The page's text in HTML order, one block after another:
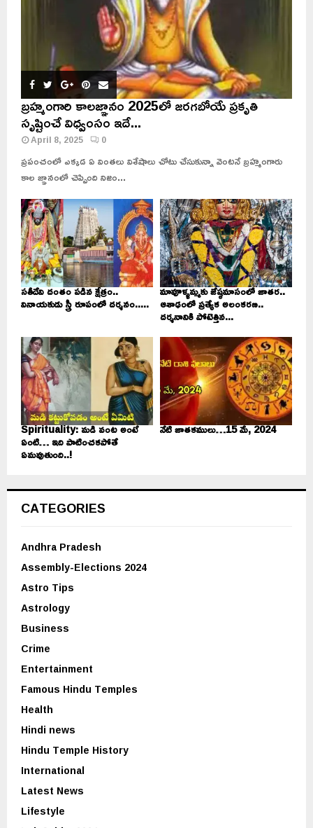
బ్రహ్మంగారి కాలజ్ఞానం 2025లో జరగబోయే ప్రకృతి
సృష్టించే విధ్వంసం ఇదే...
April 8, 2025 0
ప్రపంచంలో ఎక్కడ ఏ వింతలు విశేషాలు చోటు చేసుకున్నా వెంటనే బ్రహ్మంగారు
కాల జ్ఞానంలో చెప్పింది నిజం...
సతీదేవి దంతం పడిన క్షేత్రం..
వినాయకుడు స్త్రీ రూపంలో దర్శనం.....
మావూళ్ళమ్మకు జేష్ఠమాసంలో జాతర..
ఆశాఢంలో ప్రత్యేక అలంకరణ..
దర్శనానికి పోటెత్తిన...
Spirituality: మడి వంట అంటే
ఏంటి… ఇది పాటించకపోతే
ఏమవుతుంది..!
నేటి జాతకములు…15 మే, 2024
CATEGORIES
Andhra Pradesh
Assembly-Elections 2024
Astro Tips
Astrology
Business
Crime
Entertainment
Famous Hindu Temples
Health
Hindi news
Hindu Temple History
International
Latest News
Lifestyle